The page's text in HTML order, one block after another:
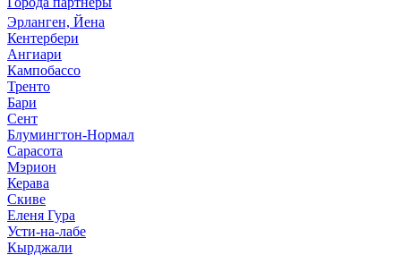
Эрланген, Йена
Кентербери
Ангиари
Кампобассо
Тренто
Бари
Сент
Блумингтон-Нормал
Сарасота
Мэрион
Керава
Скиве
Еленя Гура
Усти-на-лабе
Кырджали